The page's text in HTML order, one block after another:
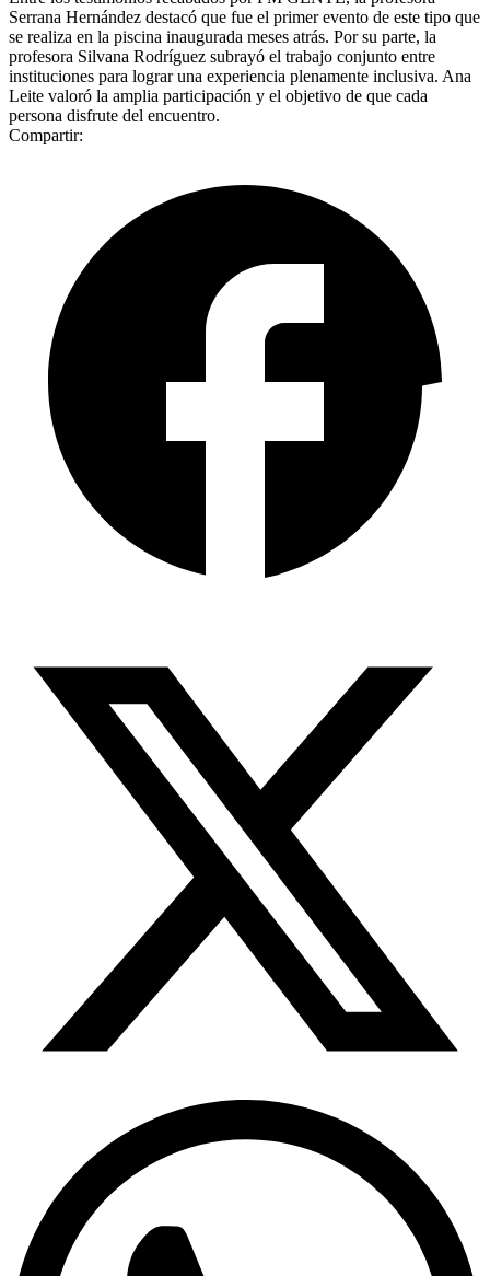
Serrana Hernández destacó que fue el primer evento de este tipo que
se realiza en la piscina inaugurada meses atrás. Por su parte, la
profesora Silvana Rodríguez subrayó el trabajo conjunto entre
instituciones para lograr una experiencia plenamente inclusiva. Ana
Leite valoró la amplia participación y el objetivo de que cada
persona disfrute del encuentro.
Compartir: